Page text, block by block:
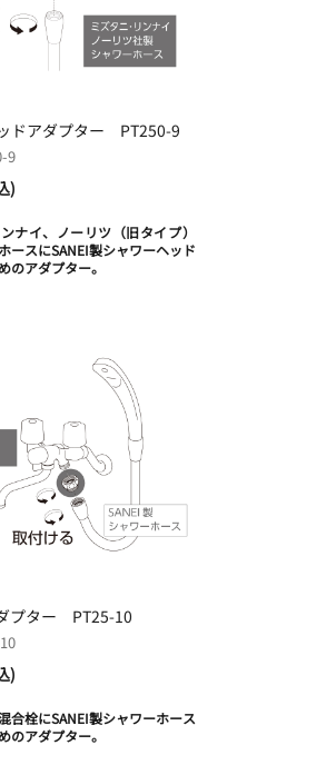
ドアダプター PT250-9
9
)
ナイ、ノーリツ（旧タイプ）
ースにSANEI製シャワーヘッド
のアダプター。
プター PT25-10
)
合栓にSANEI製シャワーホース
のアダプター。